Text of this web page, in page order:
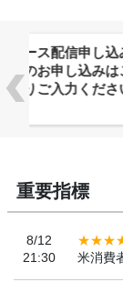
重要指標
8/12
21:30
米消費